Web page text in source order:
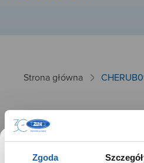
Zgoda
Strona główna
CHERUB09
26.01.2025